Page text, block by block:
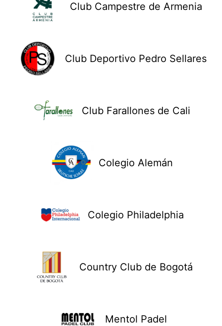
Club Campestre de Armenia
Club Deportivo Pedro Sellares
Club Farallones de Cali
Colegio Alemán
Colegio Philadelphia
Country Club de Bogotá
Mentol Padel